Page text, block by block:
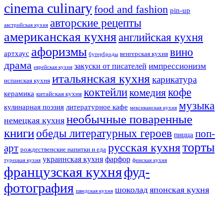
cinema culinaryfood аnd fashion pin-up
австрийская кухня авторские рецепты
американская кухняанглийская кухня
артхаус афоризмы бутерброды венгерская кухня вино
драма еврейская кухня закуски от писателей импрессионизм
испанская кухня итальянская кухня карикатура
керамика китайская кухня коктейликомедиякофе
кулинарная поэзия литературное кафе мексиканская кухня музыка
немецкая кухня необычные поваренные
книгиобеды литературных героев пицца поп-
арт рождественские напитки и еда русская кухняторты
турецкая кухня украинская кухня фарфор финская кухня
французская кухняфуд-
фотография шведская кухня шоколад японская кухня